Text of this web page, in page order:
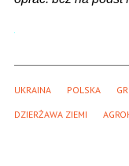
UKRAINA POLSKA
DZIERŻAWA ZIEMI